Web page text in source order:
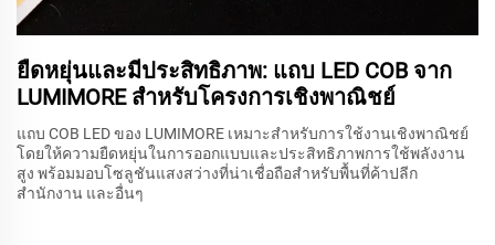
ยืดหยุ่นและมีประสิทธิภาพ: แถบ LED COB จาก
LUMIMORE สำหรับโครงการเชิงพาณิชย์
แถบ COB LED ของ LUMIMORE เหมาะสำหรับการใช้งานเชิงพาณิชย์
โดยให้ความยืดหยุ่นในการออกแบบและประสิทธิภาพการใช้พลังงาน
สูง พร้อมมอบโซลูชันแสงสว่างที่น่าเชื่อถือสำหรับพื้นที่ค้าปลีก
สำนักงาน และอื่นๆ